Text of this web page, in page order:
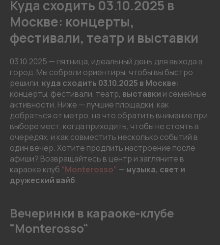
Куда сходить 03.10.2025 в
Москве: концерты,
фестивали, театр и выставки
03.10.2025 — пятница, идеальный день для выхода в
город. Мы собрали ориентиры, чтобы вы быстро
решили, куда сходить 03.10.2025 в Москве:
концерты, фестивали, театр, выставки и семейные
активности. Ниже — лучшие площадки, как
добраться от метро, на что обратить внимание при
выборе мест, когда приходить, чтобы не стоять в
очередях, и как совместить несколько событий в
один вечер. Хотите продлить настроение после
афиши? Возвращайтесь в центр и загляните в
караоке клуб “Monterosso” — музыка, свет и
дружеский вайб.
Вечеринки в караоке-клубе
"Monterosso"